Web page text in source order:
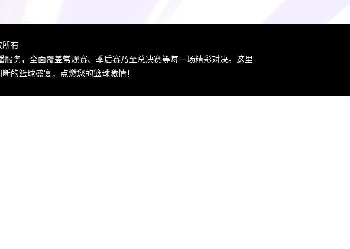
所有
务，全面覆盖常规赛、季后赛乃至总决赛等每一场精彩对决。这里
的篮球盛宴，点燃您的篮球激情！